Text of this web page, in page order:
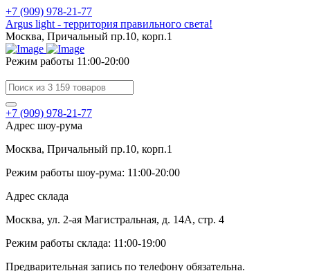
+7 (909) 978-21-77
Argus light - территория правильного света!
Москва, Причальный пр.10, корп.1
Режим работы 11:00-20:00
+7 (909) 978-21-77
Адрес шоу-рума
Москва, Причальный пр.10, корп.1
Режим работы шоу-рума: 11:00-20:00
Адрес склада
Москва, ул. 2-ая Магистральная, д. 14А, стр. 4
Режим работы склада: 11:00-19:00
Предварительная запись по телефону обязательна.